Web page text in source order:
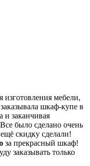
мебели,
шкаф-купе в
и заканчивая
было сделано очень
скидку сделали!
за прекрасный шкаф!
заказывать только